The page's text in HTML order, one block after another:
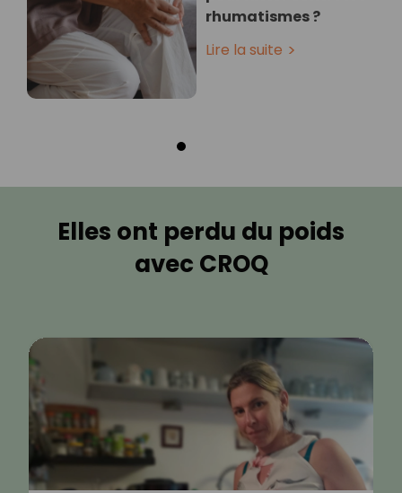
rhumatismes ?
Lire la suite
Elles ont perdu du poids
avec CROQ